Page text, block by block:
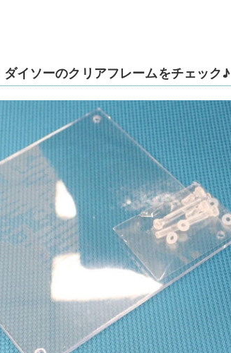
イソーのクリアフレームをチェック♪